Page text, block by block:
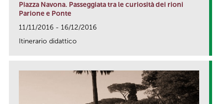
Piazza Navona. Passeggiata tra le curiosità dei rioni
Parione e Ponte
11/11/2016 - 16/12/2016
Itinerario didattico